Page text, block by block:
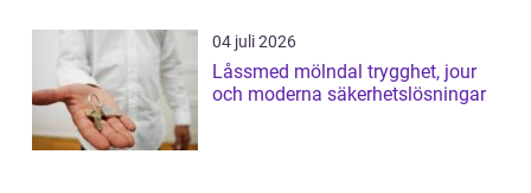
04 juli 2026
Låssmed mölndal trygghet, jour
och moderna säkerhetslösningar